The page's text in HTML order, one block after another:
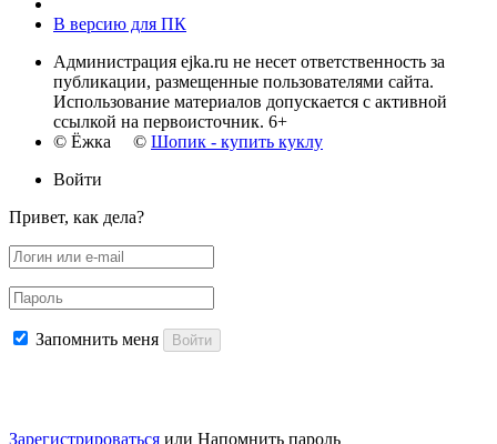
В версию для ПК
Администрация ejka.ru не несет ответственность за
публикации, размещенные пользователями сайта.
Использование материалов допускается с активной
ссылкой на первоисточник. 6+
© Ёжка © Шопик - купить куклу
Войти
Привет, как дела?
Запомнить меня Войти
Зарегистрироваться или Напомнить пароль